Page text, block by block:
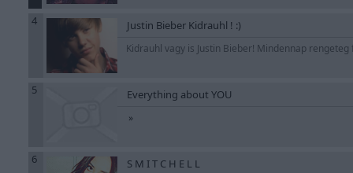
4 Justin Bieber Kidrauhl ! :)
Kidrauhl vagy is Justin Bieber! Mindennap
5 Everything about YOU
»
6 S M I T C H E L L